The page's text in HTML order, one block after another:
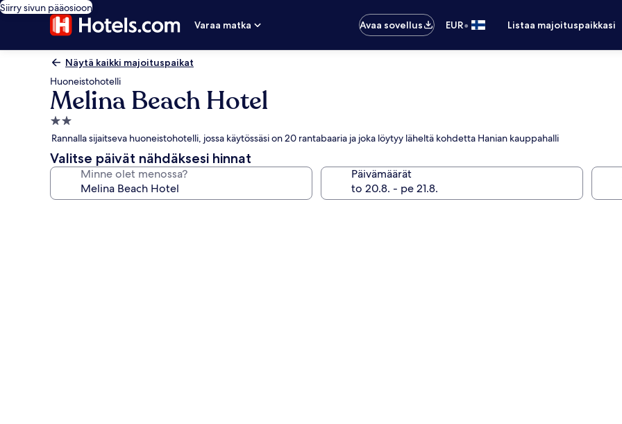
Siirry sivun pääosioon
Varaa matka
Avaa sovellus EUR• Listaa majoituspaikkasi
Näytä kaikki majoituspaikat
Huoneistohotelli
Melina Beach Hotel
2.0
tähden
majoituspaikka
Rannalla sijaitseva huoneistohotelli, jossa käytössäsi on 20 rantabaaria ja joka löytyy läheltä kohdetta Hanian kauppahalli
Valitse päivät nähdäksesi hinnat
Minne olet menossa? Päivämäärät